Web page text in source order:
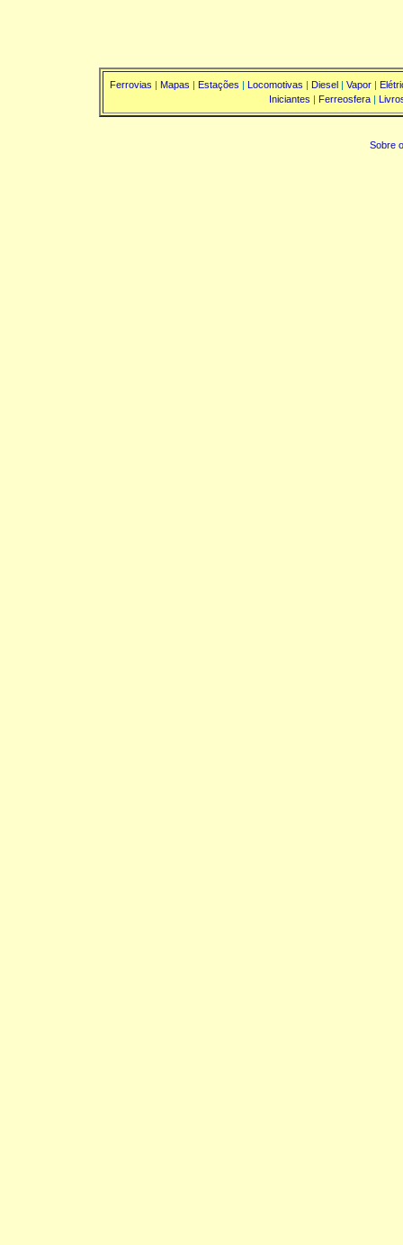
Ferrovias | Mapas | Estações | Locomotivas | Diesel | Vapor |
Iniciantes |Ferreosfera |
Sobre